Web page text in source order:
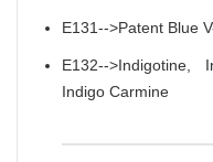
E131-->Patent Blue
E132-->Indigotine,
Indigo Carmine